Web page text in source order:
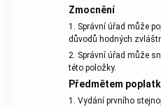
Zmocnění
1. Správní úřad může
důvodů hodných
2. Správní úřad může
této položky.
Předmětem
1. Vydání prvního